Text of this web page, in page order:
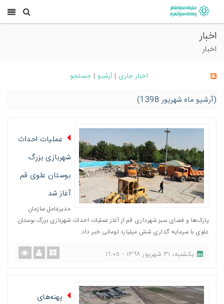
اخبار
اخبار
اخبار جاری | آرشیو | جستجو
(آرشیو ماه شهریور 1398)
عملیات احداث
شهربازی بزرگ
بوستان علوی قم
آغاز شد
مدیرعامل سازمان
پارک‌ها و فضای سبز شهرداری قم از آغاز عملیات احداث شهربازی بزرگ بوستان
علوی با سرمایه گذاری شش میلیارد تومانی خبر داد.
یکشنبه، ٣١ شهریور ١٣٩٨ - ١٦:٠٥
پهنه‌های